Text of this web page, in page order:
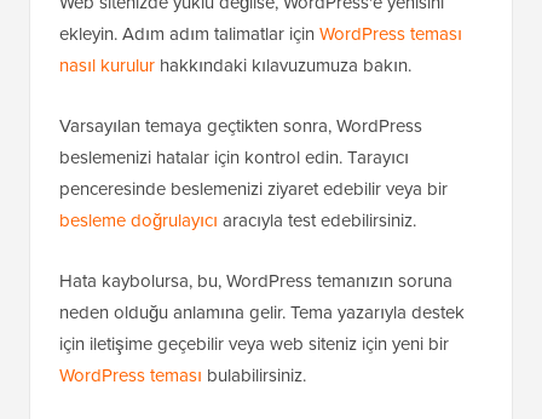
ekleyin. Adım adım talimatlar için WordPress teması
nasıl kurulur hakkındaki kılavuzumuza bakın.
Varsayılan temaya geçtikten sonra, WordPress
beslemenizi hatalar için kontrol edin. Tarayıcı
penceresinde beslemenizi ziyaret edebilir veya bir
besleme doğrulayıcı aracıyla test edebilirsiniz.
Hata kaybolursa, bu, WordPress temanızın soruna
neden olduğu anlamına gelir. Tema yazarıyla destek
için iletişime geçebilir veya web siteniz için yeni bir
WordPress teması bulabilirsiniz.